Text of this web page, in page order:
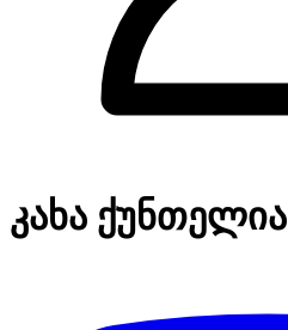
კახა ქუნთელია